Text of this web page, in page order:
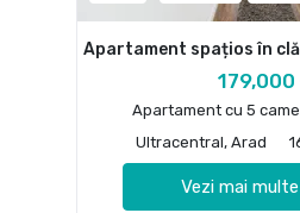
Apartament spațios în
Apartament cu 5
Ultracentral, Arad
Vezi mai